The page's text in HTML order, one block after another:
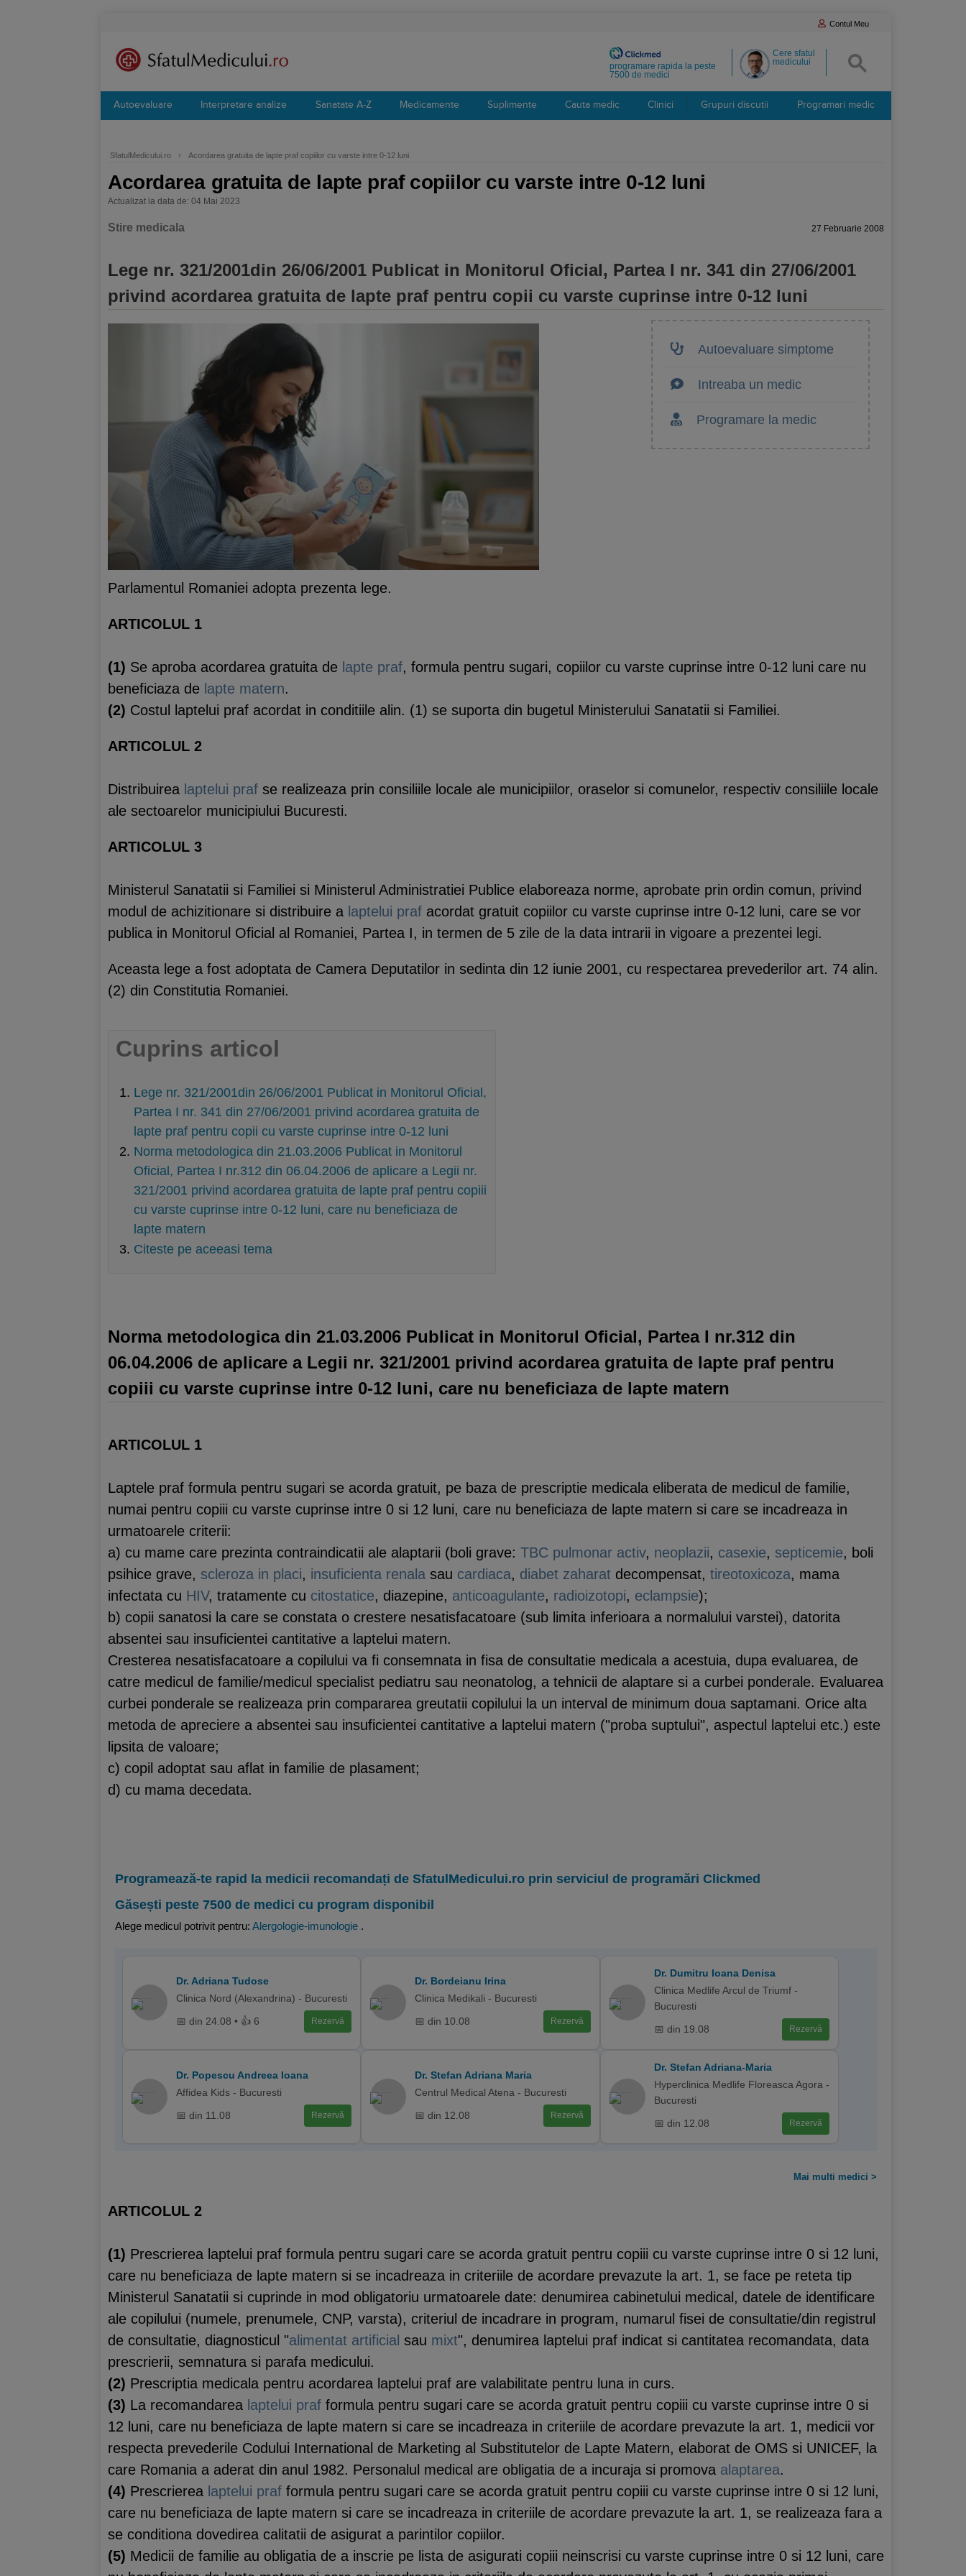
Contul Meu
Cere sfatul
medicului
programare rapida la peste
7500 de medici
Autoevaluare Interpretare analize Sanatate A-Z Medicamente Suplimente Cauta medic Clinici Grupuri discutii Programari medic
SfatulMedicului.ro › Acordarea gratuita de lapte praf copiilor cu varste intre 0-12 luni
Acordarea gratuita de lapte praf copiilor cu varste intre 0-12 luni
Actualizat la data de: 04 Mai 2023
Stire medicala 27 Februarie 2008
Lege nr. 321/2001din 26/06/2001 Publicat in Monitorul Oficial, Partea I nr. 341 din 27/06/2001
privind acordarea gratuita de lapte praf pentru copii cu varste cuprinse intre 0-12 luni
Autoevaluare simptome
Intreaba un medic
Programare la medic
Parlamentul Romaniei adopta prezenta lege.
ARTICOLUL 1
(1) Se aproba acordarea gratuita de lapte praf, formula pentru sugari, copiilor cu varste cuprinse intre 0-12 luni care nu
beneficiaza de lapte matern.
(2) Costul laptelui praf acordat in conditiile alin. (1) se suporta din bugetul Ministerului Sanatatii si Familiei.
ARTICOLUL 2
Distribuirea laptelui praf se realizeaza prin consiliile locale ale municipiilor, oraselor si comunelor, respectiv consiliile locale
ale sectoarelor municipiului Bucuresti.
ARTICOLUL 3
Ministerul Sanatatii si Familiei si Ministerul Administratiei Publice elaboreaza norme, aprobate prin ordin comun, privind
modul de achizitionare si distribuire a laptelui praf acordat gratuit copiilor cu varste cuprinse intre 0-12 luni, care se vor
publica in Monitorul Oficial al Romaniei, Partea I, in termen de 5 zile de la data intrarii in vigoare a prezentei legi.
Aceasta lege a fost adoptata de Camera Deputatilor in sedinta din 12 iunie 2001, cu respectarea prevederilor art. 74 alin.
(2) din Constitutia Romaniei.
Cuprins articol
Lege nr. 321/2001din 26/06/2001 Publicat in Monitorul Oficial,
Partea I nr. 341 din 27/06/2001 privind acordarea gratuita de
lapte praf pentru copii cu varste cuprinse intre 0-12 luni
Norma metodologica din 21.03.2006 Publicat in Monitorul
Oficial, Partea I nr.312 din 06.04.2006 de aplicare a Legii nr.
321/2001 privind acordarea gratuita de lapte praf pentru copiii
cu varste cuprinse intre 0-12 luni, care nu beneficiaza de
lapte matern
Citeste pe aceeasi tema
Norma metodologica din 21.03.2006 Publicat in Monitorul Oficial, Partea I nr.312 din
06.04.2006 de aplicare a Legii nr. 321/2001 privind acordarea gratuita de lapte praf pentru
copiii cu varste cuprinse intre 0-12 luni, care nu beneficiaza de lapte matern
ARTICOLUL 1
Laptele praf formula pentru sugari se acorda gratuit, pe baza de prescriptie medicala eliberata de medicul de familie,
numai pentru copiii cu varste cuprinse intre 0 si 12 luni, care nu beneficiaza de lapte matern si care se incadreaza in
urmatoarele criterii:
a) cu mame care prezinta contraindicatii ale alaptarii (boli grave: TBC pulmonar activ, neoplazii, casexie, septicemie, boli
psihice grave, scleroza in placi, insuficienta renala sau cardiaca, diabet zaharat decompensat, tireotoxicoza, mama
infectata cu HIV, tratamente cu citostatice, diazepine, anticoagulante, radioizotopi, eclampsie);
b) copii sanatosi la care se constata o crestere nesatisfacatoare (sub limita inferioara a normalului varstei), datorita
absentei sau insuficientei cantitative a laptelui matern.
Cresterea nesatisfacatoare a copilului va fi consemnata in fisa de consultatie medicala a acestuia, dupa evaluarea, de
catre medicul de familie/medicul specialist pediatru sau neonatolog, a tehnicii de alaptare si a curbei ponderale. Evaluarea
curbei ponderale se realizeaza prin compararea greutatii copilului la un interval de minimum doua saptamani. Orice alta
metoda de apreciere a absentei sau insuficientei cantitative a laptelui matern ("proba suptului", aspectul laptelui etc.) este
lipsita de valoare;
c) copil adoptat sau aflat in familie de plasament;
d) cu mama decedata.
Programează-te rapid la medicii recomandați de SfatulMedicului.ro prin serviciul de programări Clickmed
Găsești peste 7500 de medici cu program disponibil
Alege medicul potrivit pentru: Alergologie-imunologie .
Dr. Adriana Tudose
Clinica Nord (Alexandrina) - Bucuresti
📅 din 24.08 • 👍 6 Rezervă
Dr. Bordeianu Irina
Clinica Medikali - Bucuresti
📅 din 10.08 Rezervă
Dr. Dumitru Ioana Denisa
Clinica Medlife Arcul de Triumf -
Bucuresti
📅 din 19.08 Rezervă
Dr. Popescu Andreea Ioana
Affidea Kids - Bucuresti
📅 din 11.08 Rezervă
Dr. Stefan Adriana Maria
Centrul Medical Atena - Bucuresti
📅 din 12.08 Rezervă
Dr. Stefan Adriana-Maria
Hyperclinica Medlife Floreasca Agora -
Bucuresti
📅 din 12.08 Rezervă
Mai multi medici >
ARTICOLUL 2
(1) Prescrierea laptelui praf formula pentru sugari care se acorda gratuit pentru copiii cu varste cuprinse intre 0 si 12 luni,
care nu beneficiaza de lapte matern si se incadreaza in criteriile de acordare prevazute la art. 1, se face pe reteta tip
Ministerul Sanatatii si cuprinde in mod obligatoriu urmatoarele date: denumirea cabinetului medical, datele de identificare
ale copilului (numele, prenumele, CNP, varsta), criteriul de incadrare in program, numarul fisei de consultatie/din registrul
de consultatie, diagnosticul "alimentat artificial sau mixt", denumirea laptelui praf indicat si cantitatea recomandata, data
prescrierii, semnatura si parafa medicului.
(2) Prescriptia medicala pentru acordarea laptelui praf are valabilitate pentru luna in curs.
(3) La recomandarea laptelui praf formula pentru sugari care se acorda gratuit pentru copiii cu varste cuprinse intre 0 si
12 luni, care nu beneficiaza de lapte matern si care se incadreaza in criteriile de acordare prevazute la art. 1, medicii vor
respecta prevederile Codului International de Marketing al Substitutelor de Lapte Matern, elaborat de OMS si UNICEF, la
care Romania a aderat din anul 1982. Personalul medical are obligatia de a incuraja si promova alaptarea.
(4) Prescrierea laptelui praf formula pentru sugari care se acorda gratuit pentru copiii cu varste cuprinse intre 0 si 12 luni,
care nu beneficiaza de lapte matern si care se incadreaza in criteriile de acordare prevazute la art. 1, se realizeaza fara a
se conditiona dovedirea calitatii de asigurat a parintilor copiilor.
(5) Medicii de familie au obligatia de a inscrie pe lista de asigurati copiii neinscrisi cu varste cuprinse intre 0 si 12 luni, care